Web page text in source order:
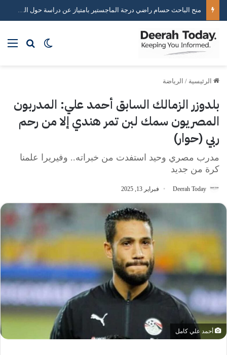
خبير استراتيجيات التواصل الاجتماعي محمد هاني يكشف أسرار صناعة التأثير الرقمي
بحثالوضع
الرئيسية / الرياضة
بلدوزر الزمالك السابق أحمد علي: المدربون
المصريون سمك لبن تمر هندي إلا من رحم
ربي (حوار)
مدرب مصري وحيد استفدت من خبراته.. وفيريرا علمنا
كرة من جديد
Deerah Today فبراير 13, 2025
أحمد علي كامل